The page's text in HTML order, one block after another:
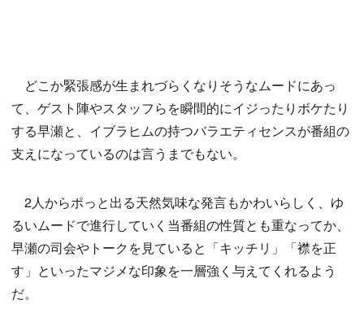
どこか緊張感が生まれづらくなりそうなムードにあっ
て、ゲスト陣やスタッフらを瞬間的にイジったりボケたり
する早瀬と、イブラヒムの持つバラエティセンスが番組の
支えになっているのは言うまでもない。
2人からポっと出る天然気味な発言もかわいらしく、ゆ
るいムードで進行していく当番組の性質とも重なってか、
早瀬の司会やトークを見ていると「キッチリ」「襟を正
す」といったマジメな印象を一層強く与えてくれるよう
だ。